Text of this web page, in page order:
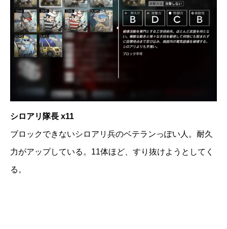
シロアリ隊長 x11
ブロックできないシロアリ兵のベテランっぽい人。耐久
力がアップしている。11体ほど、すり抜けようとしてく
る。